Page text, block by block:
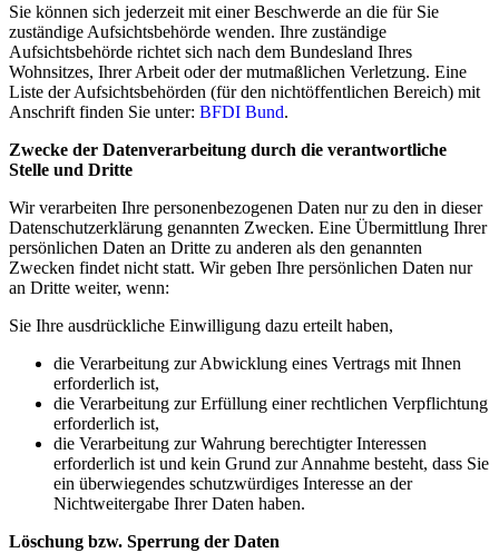
Sie können sich jederzeit mit einer Beschwerde an die für Sie
zuständige Aufsichtsbehörde wenden. Ihre zuständige
Aufsichtsbehörde richtet sich nach dem Bundesland Ihres
Wohnsitzes, Ihrer Arbeit oder der mutmaßlichen Verletzung. Eine
Liste der Aufsichtsbehörden (für den nichtöffentlichen Bereich) mit
Anschrift finden Sie unter: BFDI Bund.
Zwecke der Datenverarbeitung durch die verantwortliche
Stelle und Dritte
Wir verarbeiten Ihre personenbezogenen Daten nur zu den in dieser
Datenschutzerklärung genannten Zwecken. Eine Übermittlung Ihrer
persönlichen Daten an Dritte zu anderen als den genannten
Zwecken findet nicht statt. Wir geben Ihre persönlichen Daten nur
an Dritte weiter, wenn:
Sie Ihre ausdrückliche Einwilligung dazu erteilt haben,
die Verarbeitung zur Abwicklung eines Vertrags mit Ihnen
erforderlich ist,
die Verarbeitung zur Erfüllung einer rechtlichen Verpflichtung
erforderlich ist,
die Verarbeitung zur Wahrung berechtigter Interessen
erforderlich ist und kein Grund zur Annahme besteht, dass Sie
ein überwiegendes schutzwürdiges Interesse an der
Nichtweitergabe Ihrer Daten haben.
Löschung bzw. Sperrung der Daten